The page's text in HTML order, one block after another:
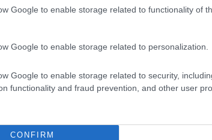
Google to enable storage related to functionality of
Google to enable storage related to personalization.
Google to enable storage related to security,
functionality and fraud prevention, and other user
CONFIRM